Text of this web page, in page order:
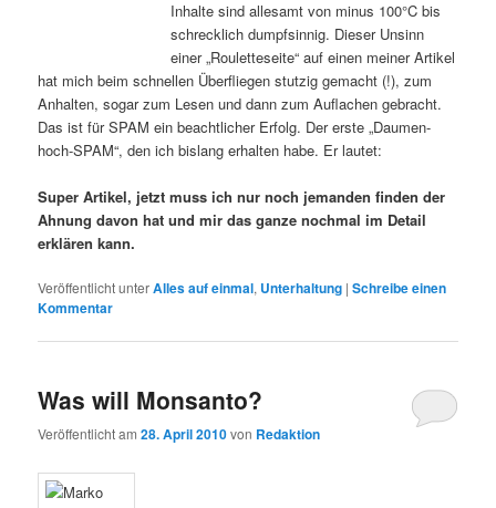
Inhalte sind allesamt von minus 100°C bis
schrecklich dumpfsinnig. Dieser Unsinn
einer „Rouletteseite“ auf einen meiner Artikel
hat mich beim schnellen Überfliegen stutzig gemacht (!), zum
Anhalten, sogar zum Lesen und dann zum Auflachen gebracht.
Das ist für SPAM ein beachtlicher Erfolg. Der erste „Daumen-
hoch-SPAM“, den ich bislang erhalten habe. Er lautet:
Super Artikel, jetzt muss ich nur noch jemanden finden der
Ahnung davon hat und mir das ganze nochmal im Detail
erklären kann.
Veröffentlicht unterAlles auf einmal, Unterhaltung |Schreibe einen
Kommentar
Was will Monsanto?
Veröffentlicht am28. April 2010von Redaktion